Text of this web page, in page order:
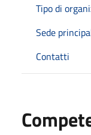
Tipo di
Sede
Contatti